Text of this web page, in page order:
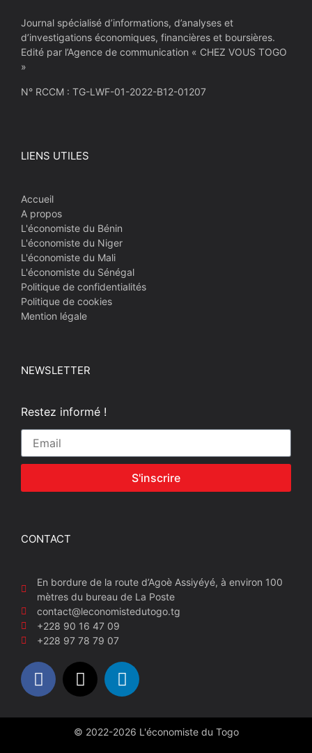
Journal spécialisé d’informations, d’analyses et
d’investigations économiques, financières et boursières.
Edité par l’Agence de communication « CHEZ VOUS TOGO
»
N° RCCM : TG-LWF-01-2022-B12-01207
LIENS UTILES
Accueil
A propos
L'économiste du Bénin
L'économiste du Niger
L'économiste du Mali
L'économiste du Sénégal
Politique de confidentialités
Politique de cookies
Mention légale
NEWSLETTER
Restez informé !
S'inscrire
CONTACT
En bordure de la route d’Agoè Assiyéyé, à environ 100
mètres du bureau de La Poste
contact@leconomistedutogo.tg
+228 90 16 47 09
+228 97 78 79 07
© 2022-2026 L'économiste du Togo